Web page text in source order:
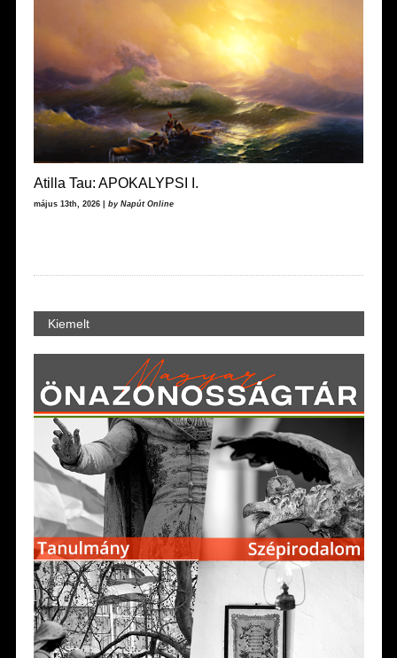
Atilla Tau: APOKALYPSI I.
május 13th, 2026 | by Napút Online
Kiemelt